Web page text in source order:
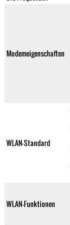
Modemeigenschaften
WLAN-Standard
WLAN-Funktionen